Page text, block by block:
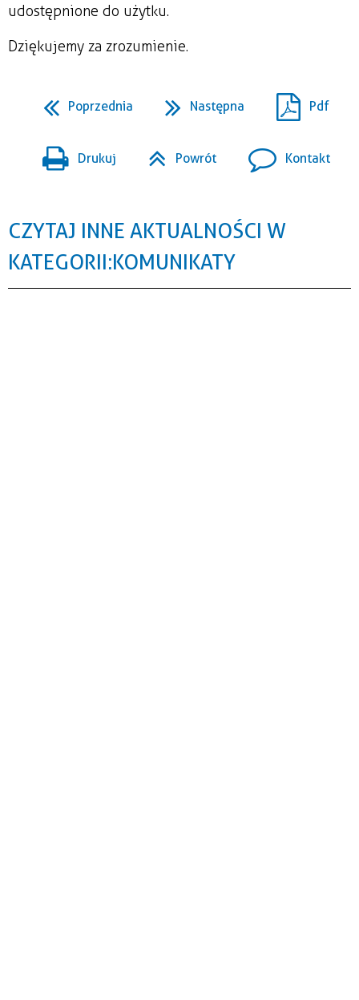
udostępnione do użytku.
Dziękujemy za zrozumienie.
Poprzednia Następna Pdf
Drukuj Powrót Kontakt
CZYTAJ INNE AKTUALNOŚCI W
KATEGORII: KOMUNIKATY